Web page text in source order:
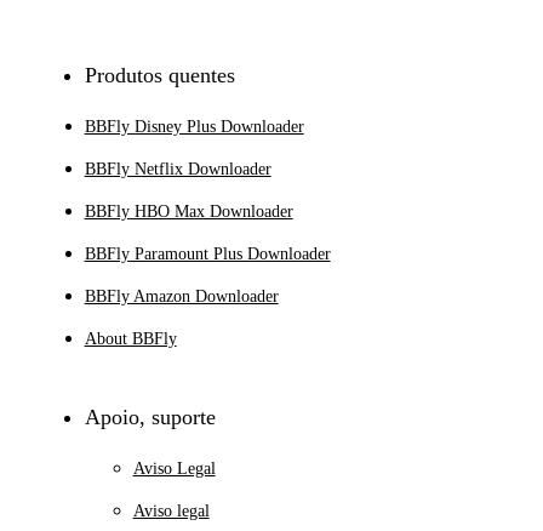
Produtos quentes
BBFly Disney Plus Downloader
BBFly Netflix Downloader
BBFly HBO Max Downloader
BBFly Paramount Plus Downloader
BBFly Amazon Downloader
About BBFly
Apoio, suporte
Aviso Legal
Aviso legal